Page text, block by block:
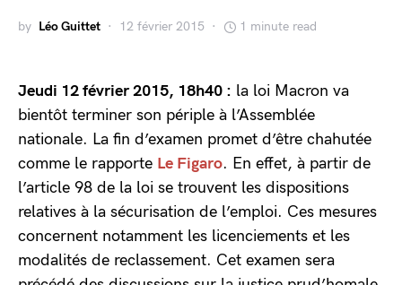
by Léo Guittet 12 février 2015 1 minute read
Jeudi 12 février 2015, 18h40 : la loi Macron va
bientôt terminer son périple à l’Assemblée
nationale. La fin d’examen promet d’être chahutée
comme le rapporte Le Figaro. En effet, à partir de
l’article 98 de la loi se trouvent les dispositions
relatives à la sécurisation de l’emploi. Ces mesures
concernent notamment les licenciements et les
modalités de reclassement. Cet examen sera